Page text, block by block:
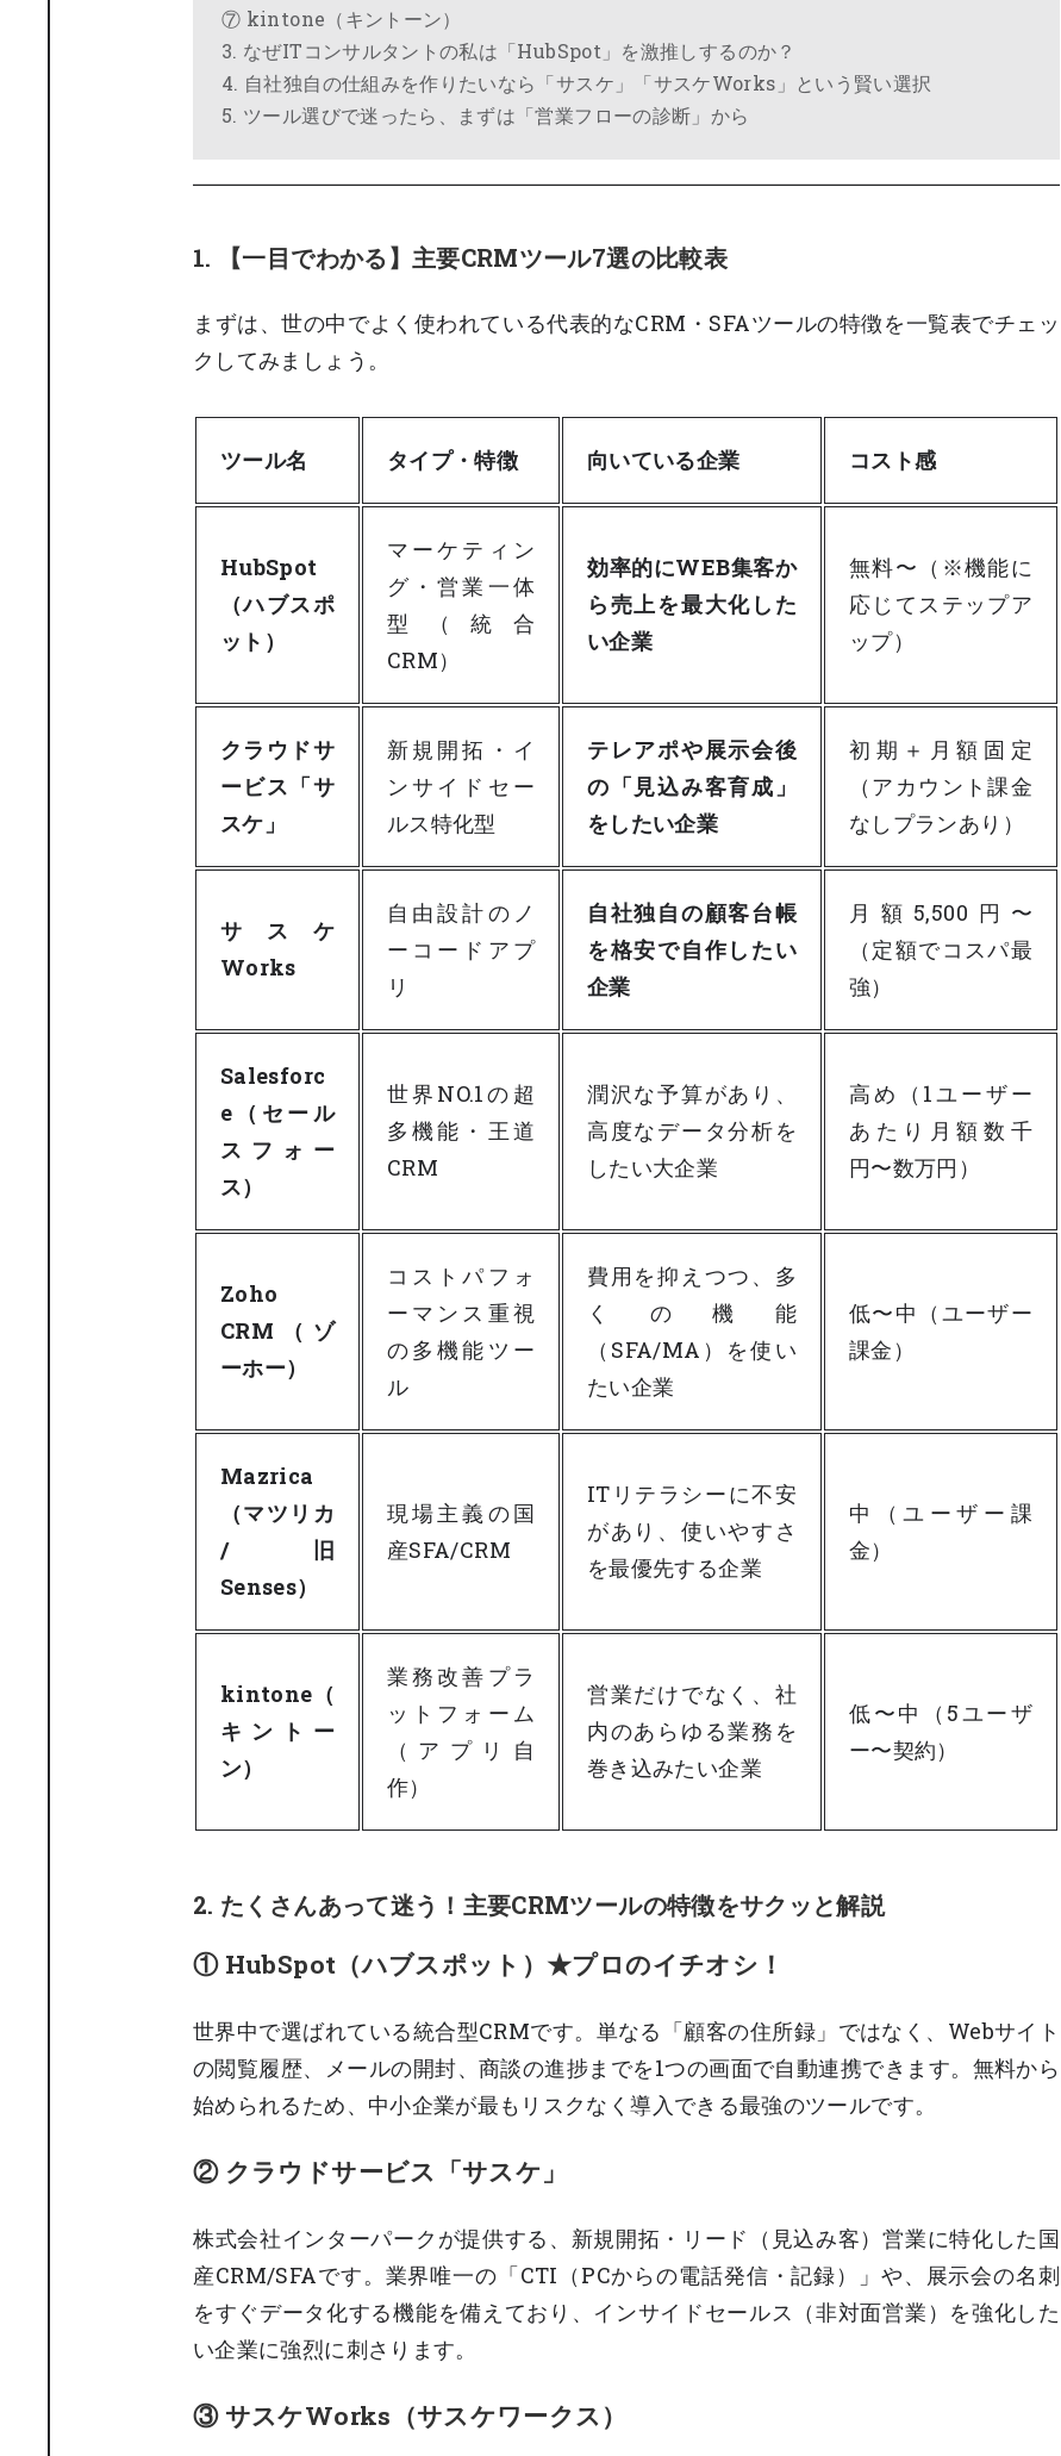
⑦ kintone（キントーン）
3. なぜITコンサルタントの私は「HubSpot」を激推しするのか？
4. 自社独自の仕組みを作りたいなら「サスケ」「サスケWorks」という賢い選択
5. ツール選びで迷ったら、まずは「営業フローの診断」から
1. 【一目でわかる】主要CRMツール7選の比較表
まずは、世の中でよく使われている代表的なCRM・SFAツールの特徴を一覧表でチェッ
クしてみましょう。
ツール名 タイプ・特徴 向いている企業 コスト感
HubSpot
（ハブスポ
ット）
マーケティン
グ・営業一体
型（統合
CRM）
効率的にWEB集客か
ら売上を最大化した
い企業
無料〜（※機能に
応じてステップア
ップ）
クラウドサ
ービス「サ
スケ」
新規開拓・イ
ンサイドセー
ルス特化型
テレアポや展示会後
の「見込み客育成」
をしたい企業
初期＋月額固定
（アカウント課金
なしプランあり）
サスケ
Works
自由設計のノ
ーコードアプ
リ
自社独自の顧客台帳
を格安で自作したい
企業
月額5,500円〜
（定額でコスパ最
強）
Salesforc
e（セール
スフォー
ス）
世界NO.1の超
多機能・王道
CRM
潤沢な予算があり、
高度なデータ分析を
したい大企業
高め（1ユーザー
あたり月額数千
円〜数万円）
Zoho
CRM（ゾ
ーホー）
コストパフォ
ーマンス重視
の多機能ツー
ル
費用を抑えつつ、多
くの機能
（SFA/MA）を使い
たい企業
低〜中（ユーザー
課金）
Mazrica
（マツリカ
/ 旧
Senses）
現場主義の国
産SFA/CRM
ITリテラシーに不安
があり、使いやすさ
を最優先する企業
中（ユーザー課
金）
kintone（
キントー
ン）
業務改善プラ
ットフォーム
（アプリ自
作）
営業だけでなく、社
内のあらゆる業務を
巻き込みたい企業
低〜中（5ユーザ
ー〜契約）
2. たくさんあって迷う！主要CRMツールの特徴をサクッと解説
① HubSpot（ハブスポット）★プロのイチオシ！
世界中で選ばれている統合型CRMです。単なる「顧客の住所録」ではなく、Webサイト
の閲覧履歴、メールの開封、商談の進捗までを1つの画面で自動連携できます。無料から
始められるため、中小企業が最もリスクなく導入できる最強のツールです。
② クラウドサービス「サスケ」
株式会社インターパークが提供する、新規開拓・リード（見込み客）営業に特化した国
産CRM/SFAです。業界唯一の「CTI（PCからの電話発信・記録）」や、展示会の名刺
をすぐデータ化する機能を備えており、インサイドセールス（非対面営業）を強化した
い企業に強烈に刺さります。
③ サスケWorks（サスケワークス）